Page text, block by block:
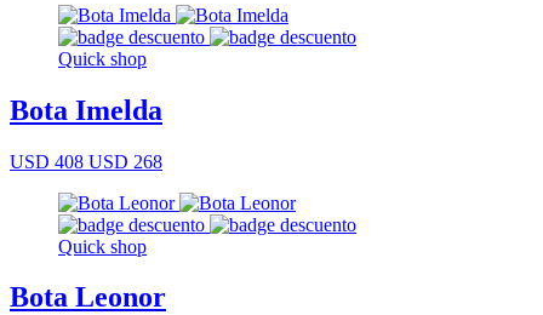
Quick shop
Bota Imelda
USD 408 USD 268
Quick shop
Bota Leonor